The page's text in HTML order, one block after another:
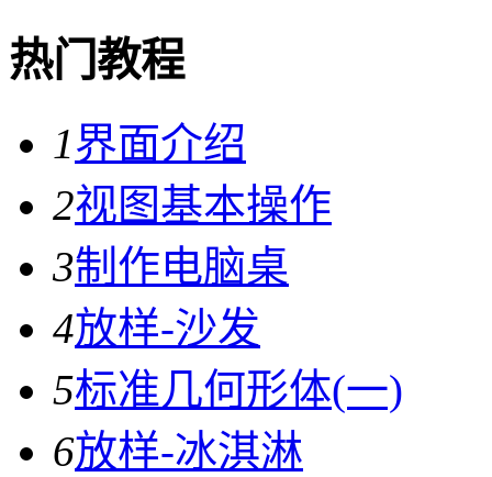
热门教程
1界面介绍
2视图基本操作
3制作电脑桌
4放样-沙发
5标准几何形体(一)
6放样-冰淇淋